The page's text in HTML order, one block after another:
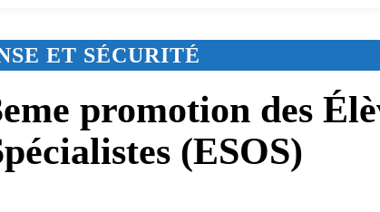
ET SÉCURITÉ
promotion des
(ESOS)